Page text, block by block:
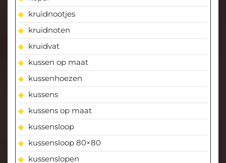
kruidnootjes
kruidnoten
kruidvat
kussen op maat
kussenhoezen
kussens
kussens op maat
kussensloop
kussensloop 80×80
kussenslopen